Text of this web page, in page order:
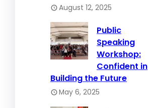
August 12, 2025
Public
Speaking
Workshop:
Confident in
Building the Future
May 6, 2025